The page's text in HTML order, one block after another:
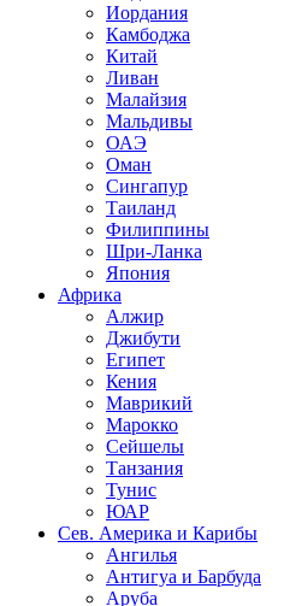
Иордания
Камбоджа
Китай
Ливан
Малайзия
Мальдивы
ОАЭ
Оман
Сингапур
Таиланд
Филиппины
Шри-Ланка
Япония
Африка
Алжир
Джибути
Египет
Кения
Маврикий
Марокко
Сейшелы
Танзания
Тунис
ЮАР
Сев. Америка и Карибы
Ангилья
Антигуа и Барбуда
Аруба